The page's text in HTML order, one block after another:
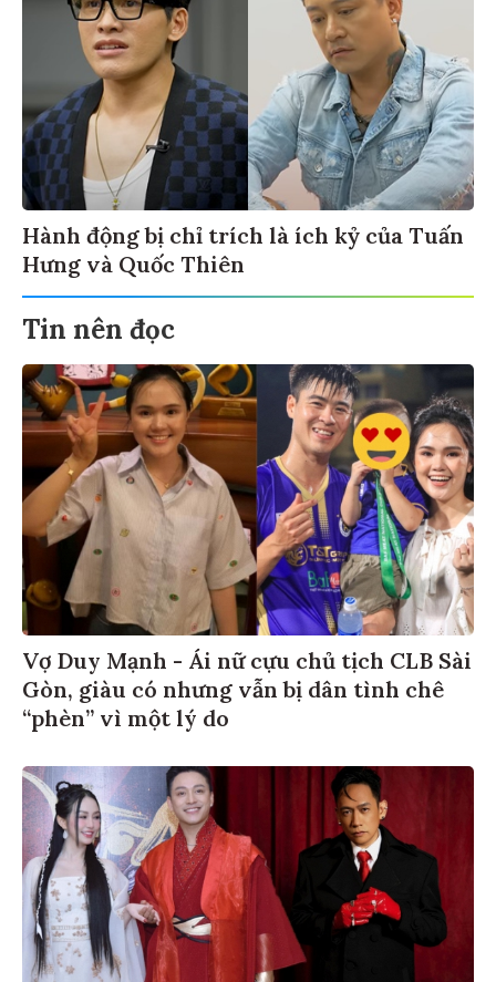
Hành động bị chỉ trích là ích kỷ của Tuấn
Hưng và Quốc Thiên
Tin nên đọc
Vợ Duy Mạnh - Ái nữ cựu chủ tịch CLB Sài
Gòn, giàu có nhưng vẫn bị dân tình chê
“phèn” vì một lý do